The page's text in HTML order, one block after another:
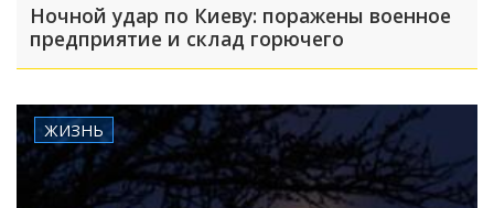
Ночной удар по Киеву: поражены военное
предприятие и склад горючего
ЖИЗНЬ